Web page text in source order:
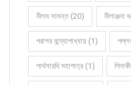
নীলম সামন্ত (20) নীলাঞ্জনা
পরাশর বন্দ্যোপাধ্যায় (1)
পার্থসারথি মহাপাত্র (1)